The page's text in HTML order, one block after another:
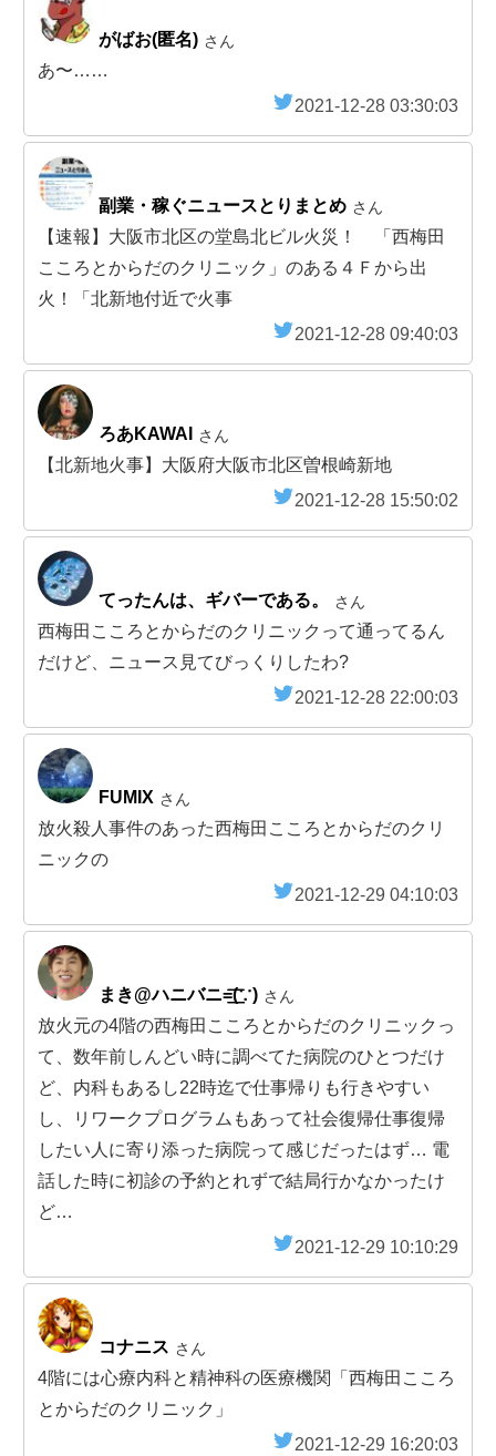
がばお(匿名) さん
あ〜……
2021-12-28 03:30:03
副業・稼ぐニュースとりまとめ さん
【速報】大阪市北区の堂島北ビル火災！ 「西梅田
こころとからだのクリニック」のある４Ｆから出
火！「北新地付近で火事
2021-12-28 09:40:03
ろあKAWAI さん
【北新地火事】大阪府大阪市北区曽根崎新地
2021-12-28 15:50:02
てったんは、ギバーである。 さん
西梅田こころとからだのクリニックって通ってるん
だけど、ニュース見てびっくりしたわ?
2021-12-28 22:00:03
FUMIX さん
放火殺人事件のあった西梅田こころとからだのクリ
ニックの
2021-12-29 04:10:03
まき@ハニバニ=͟͟͞͞(∵) さん
放火元の4階の西梅田こころとからだのクリニックっ
て、数年前しんどい時に調べてた病院のひとつだけ
ど、内科もあるし22時迄で仕事帰りも行きやすい
し、リワークプログラムもあって社会復帰仕事復帰
したい人に寄り添った病院って感じだったはず… 電
話した時に初診の予約とれずで結局行かなかったけ
ど…
2021-12-29 10:10:29
コナニス さん
4階には心療内科と精神科の医療機関「西梅田こころ
とからだのクリニック」
2021-12-29 16:20:03